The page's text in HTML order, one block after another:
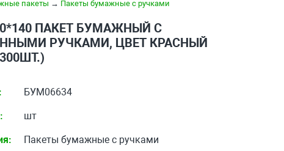
пакеты → Пакеты бумажные с ручками
ПАКЕТ БУМАЖНЫЙ С
РУЧКАМИ, ЦВЕТ КРАСНЫЙ
БУМ06634
шт
Пакеты бумажные с ручками